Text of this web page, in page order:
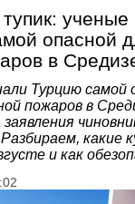
ученые
опасной
в
Турцию самой
пожаров в
какие
и как